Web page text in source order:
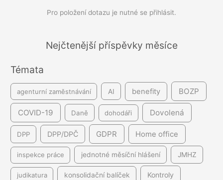
í
Pro položení dotazu je nutné se přihlásit.
Nejčtenější příspěvky měsíce
Témata
agenturní zaměstnávání AI benefity BOZP
COVID-19 Daně dohodáři Dovolená
DPP DPP/DPČ GDPR Home office
inspekce práce jednotné měsíční hlášení JMHZ
judikatura konsolidační balíček Kontroly